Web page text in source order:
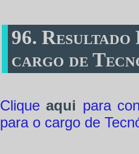
96.
cargo de
Cliqueaqui para
para o cargo de